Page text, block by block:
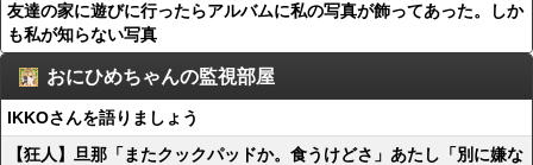
友達の家に遊びに行ったらアルバムに私の写真が飾ってあった。しか
も私が知らない写真
おにひめちゃんの監視部屋
IKKOさんを語りましょう
【狂人】旦那「またクックパッドか。食うけどさ」あたし「別に嫌な